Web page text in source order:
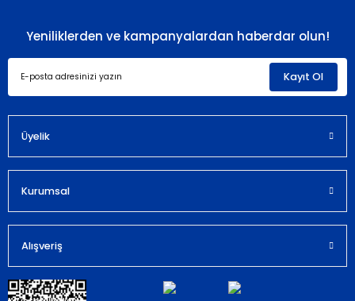
Yeniliklerden ve kampanyalardan haberdar olun!
Kayıt Ol
Üyelik
Kurumsal
Alışveriş